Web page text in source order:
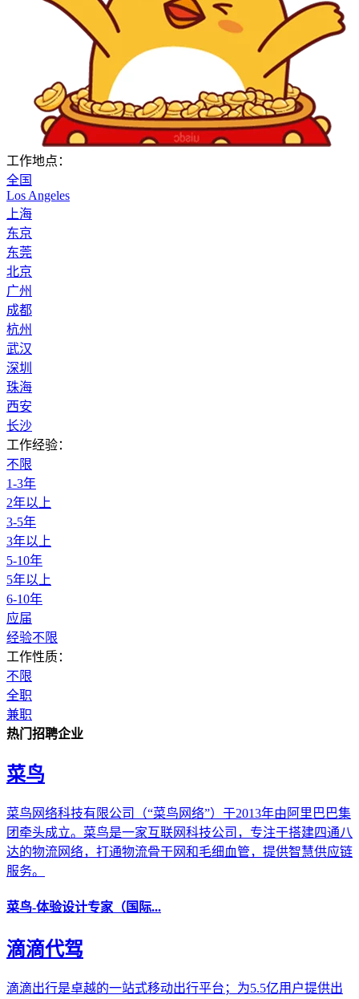
工作地点：
全国
Los Angeles
上海
东京
东莞
北京
广州
成都
杭州
武汉
深圳
珠海
西安
长沙
工作经验：
不限
1-3年
2年以上
3-5年
3年以上
5-10年
5年以上
6-10年
应届
经验不限
工作性质：
不限
全职
兼职
热门招聘企业
菜鸟
菜鸟网络科技有限公司（“菜鸟网络”）于2013年由阿里巴巴集
团牵头成立。菜鸟是一家互联网科技公司，专注于搭建四通八
达的物流网络，打通物流骨干网和毛细血管，提供智慧供应链
服务。
菜鸟-体验设计专家（国际...
滴滴代驾
滴滴出行是卓越的一站式移动出行平台；为5.5亿用户提供出